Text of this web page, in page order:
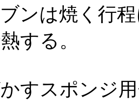
は焼く行程
する。
すスポンジ